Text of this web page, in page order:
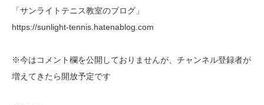
「サンライトテニス教室のブログ」
https://sunlight-tennis.hatenablog.com
※今はコメント欄を公開しておりませんが、チャンネル登録者が
増えてきたら開放予定です